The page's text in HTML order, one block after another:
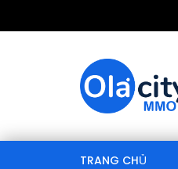
TRANG CHỦ